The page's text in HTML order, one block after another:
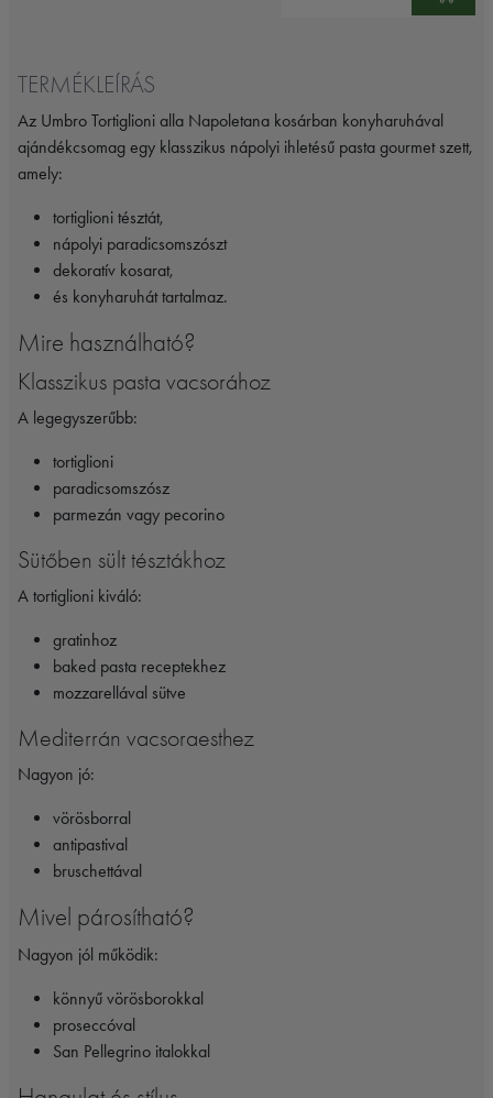
TERMÉKLEÍRÁS
Az Umbro Tortiglioni alla Napoletana kosárban konyharuhával
ajándékcsomag egy klasszikus nápolyi ihletésű pasta gourmet szett,
amely:
tortiglioni tésztát,
nápolyi paradicsomszószt
dekoratív kosarat,
és konyharuhát tartalmaz.
Mire használható?
Klasszikus pasta vacsorához
A legegyszerűbb:
tortiglioni
paradicsomszósz
parmezán vagy pecorino
Sütőben sült tésztákhoz
A tortiglioni kiváló:
gratinhoz
baked pasta receptekhez
mozzarellával sütve
Mediterrán vacsoraesthez
Nagyon jó:
vörösborral
antipastival
bruschettával
Mivel párosítható?
Nagyon jól működik:
könnyű vörösborokkal
proseccóval
San Pellegrino italokkal